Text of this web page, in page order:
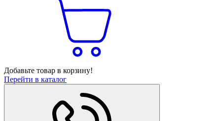
Добавьте товар в корзину!
Перейти в каталог